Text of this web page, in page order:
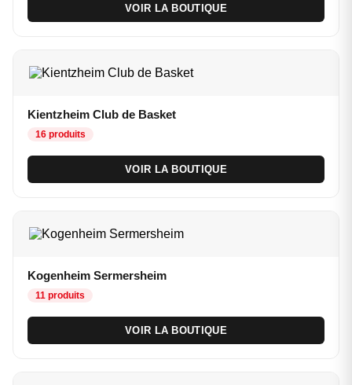
VOIR LA BOUTIQUE
Kientzheim Club de Basket
16 produits
VOIR LA BOUTIQUE
Kogenheim Sermersheim
11 produits
VOIR LA BOUTIQUE